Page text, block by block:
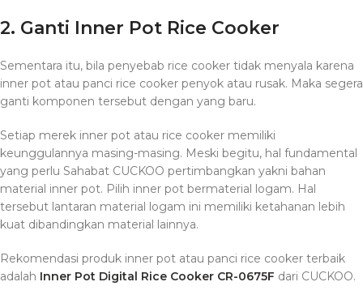
2. Ganti Inner Pot Rice Cooker
Sementara itu, bila penyebab rice cooker tidak menyala karena
inner pot atau panci rice cooker penyok atau rusak. Maka segera
ganti komponen tersebut dengan yang baru.
Setiap merek inner pot atau rice cooker memiliki
keunggulannya masing-masing. Meski begitu, hal fundamental
yang perlu Sahabat CUCKOO pertimbangkan yakni bahan
material inner pot. Pilih inner pot bermaterial logam. Hal
tersebut lantaran material logam ini memiliki ketahanan lebih
kuat dibandingkan material lainnya.
Rekomendasi produk inner pot atau panci rice cooker terbaik
adalah Inner Pot Digital Rice Cooker CR-0675F dari CUCKOO.